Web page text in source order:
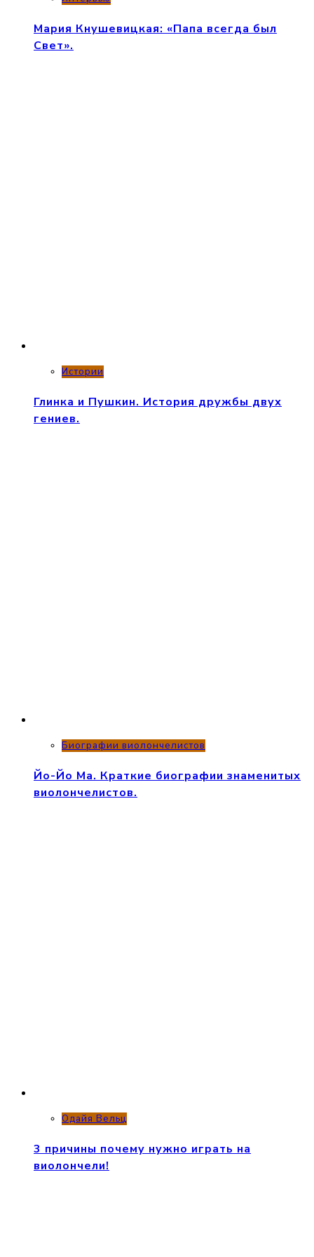
Мария Кнушевицкая: «Папа всегда был
Свет».
Истории
Глинка и Пушкин. История дружбы двух
гениев.
Биографии виолончелистов
Йо-Йо Ма. Краткие биографии знаменитых
виолончелистов.
Одайя Вельц
3 причины почему нужно играть на
виолончели!